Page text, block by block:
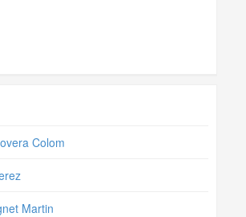
Colom
Martin